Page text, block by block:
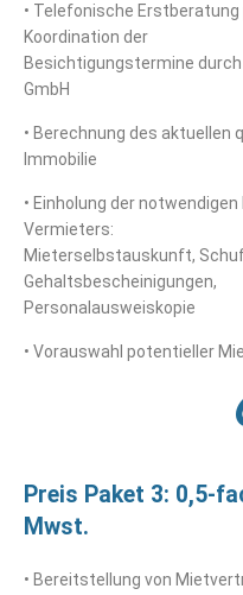
• Telefonische
Koordination der
Besichtigungstermine
GmbH
• Berechnung des
Immobilie
• Einholung der
Vermieters:
Mieterselbstauskunft,
Gehaltsbescheinigungen,
Personalausweiskopie
• Vorauswahl potentieller
Preis Paket 3: 0,5-
Mwst.
• Bereitstellung von